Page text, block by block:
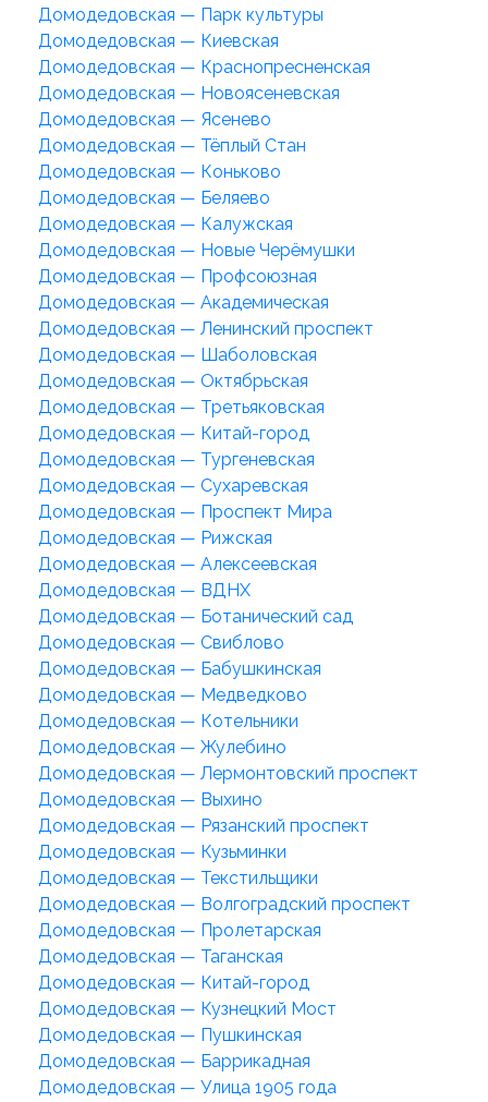
Домодедовская — Парк культуры
Домодедовская — Киевская
Домодедовская — Краснопресненская
Домодедовская — Новоясеневская
Домодедовская — Ясенево
Домодедовская — Тёплый Стан
Домодедовская — Коньково
Домодедовская — Беляево
Домодедовская — Калужская
Домодедовская — Новые Черёмушки
Домодедовская — Профсоюзная
Домодедовская — Академическая
Домодедовская — Ленинский проспект
Домодедовская — Шаболовская
Домодедовская — Октябрьская
Домодедовская — Третьяковская
Домодедовская — Китай-город
Домодедовская — Тургеневская
Домодедовская — Сухаревская
Домодедовская — Проспект Мира
Домодедовская — Рижская
Домодедовская — Алексеевская
Домодедовская — ВДНХ
Домодедовская — Ботанический сад
Домодедовская — Свиблово
Домодедовская — Бабушкинская
Домодедовская — Медведково
Домодедовская — Котельники
Домодедовская — Жулебино
Домодедовская — Лермонтовский проспект
Домодедовская — Выхино
Домодедовская — Рязанский проспект
Домодедовская — Кузьминки
Домодедовская — Текстильщики
Домодедовская — Волгоградский проспект
Домодедовская — Пролетарская
Домодедовская — Таганская
Домодедовская — Китай-город
Домодедовская — Кузнецкий Мост
Домодедовская — Пушкинская
Домодедовская — Баррикадная
Домодедовская — Улица 1905 года